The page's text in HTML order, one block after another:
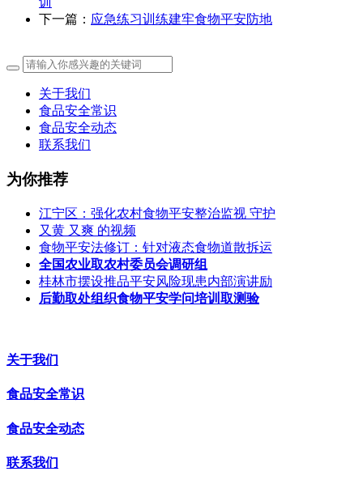
下一篇： 应急练习训练建牢食物平安防地
关于我们
食品安全常识
食品安全动态
联系我们
为你推荐
江宁区：强化农村食物平安整治监视 守护
又黄 又爽 的视频
食物平安法修订：针对液态食物道散拆运
全国农业取农村委员会调研组
桂林市摆设推品平安风险现患内部演讲励
后勤取处组织食物平安学问培训取测验
关于我们
食品安全常识
食品安全动态
联系我们